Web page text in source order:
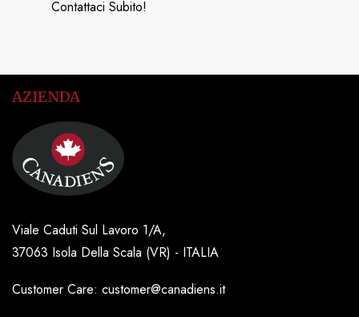
Contattaci Subito!
AZIENDA
Viale Caduti Sul Lavoro 1/A,
37063 Isola Della Scala (VR) - ITALIA
Customer Care: customer@canadiens.it